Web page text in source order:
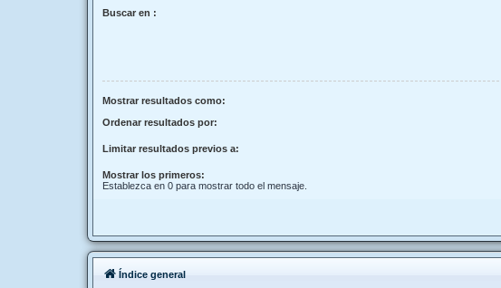
Buscar en :
Mostrar resultados como:
Ordenar resultados por:
Limitar resultados previos a:
Mostrar los primeros:
Establezca en 0 para mostrar todo el mensaje.
Índice general